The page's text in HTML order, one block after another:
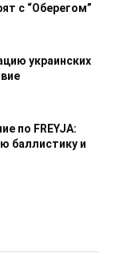
с “Оберегом”
украинских
по FREYJA:
баллистику и